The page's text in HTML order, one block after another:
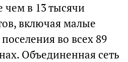
чем в 13 тысячи
включая малые
во всех 89
Объединенная сеть